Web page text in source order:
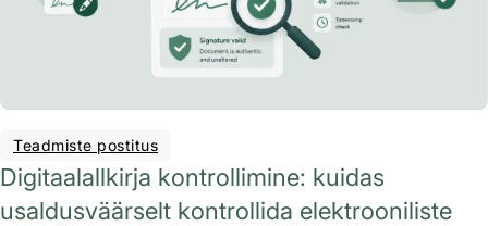
Teadmiste postitus
Digitaalallkirja kontrollimine: kuidas
usaldusväärselt kontrollida elektrooniliste